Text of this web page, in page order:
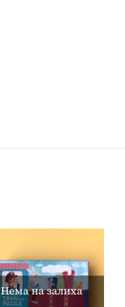
Нема на залиха